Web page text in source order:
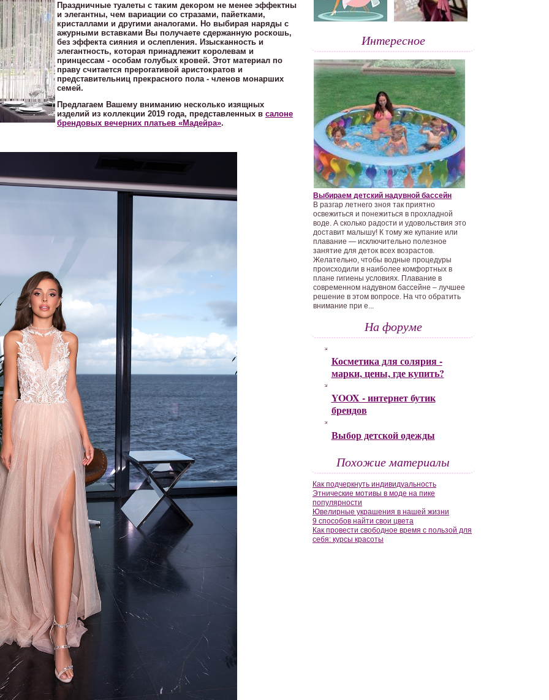
Праздничные туалеты с таким декором не менее эффектны
и элегантны, чем вариации со стразами, пайетками,
кристаллами и другими аналогами. Но выбирая наряды с
ажурными вставками Вы получаете сдержанную роскошь,
без эффекта сияния и ослепления. Изысканность и
элегантность, которая принадлежит королевам и
принцессам - особам голубых кровей. Этот материал по
праву считается прерогативой аристократов и
представительниц прекрасного пола - членов монарших
семей.
Предлагаем Вашему вниманию несколько изящных
изделий из коллекции 2019 года, представленных в салоне
брендовых вечерних платьев «Мадейра».
Интересное
Выбираем детский надувной бассейн
В разгар летнего зноя так приятно
освежиться и понежиться в прохладной
воде. А сколько радости и удовольствия это
доставит малышу! К тому же купание или
плавание — исключительно полезное
занятие для деток всех возрастов.
Желательно, чтобы водные процедуры
происходили в наиболее комфортных в
плане гигиены условиях. Плавание в
современном надувном бассейне – лучшее
решение в этом вопросе. На что обратить
внимание при е...
На форуме
Косметика для солярия -
марки, цены, где купить?
YOOX - интернет бутик
брендов
Выбор детской одежды
Похожие материалы
Как подчеркнуть индивидуальность
Этнические мотивы в моде на пике
популярности
Ювелирные украшения в нашей жизни
9 способов найти свои цвета
Как провести свободное время с пользой для
себя: курсы красоты